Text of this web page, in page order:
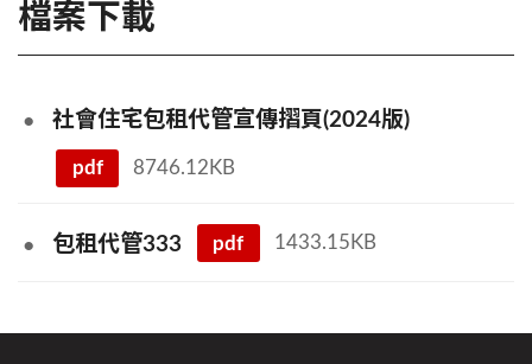
檔案下載
社會住宅包租代管宣傳摺頁(2024版)
pdf 8746.12KB
包租代管333 pdf 1433.15KB